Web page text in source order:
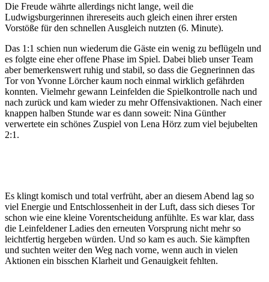
Die Freude währte allerdings nicht lange, weil die
Ludwigsburgerinnen ihrereseits auch gleich einen ihrer ersten
Vorstöße für den schnellen Ausgleich nutzten (6. Minute).
Das 1:1 schien nun wiederum die Gäste ein wenig zu beflügeln und
es folgte eine eher offene Phase im Spiel. Dabei blieb unser Team
aber bemerkenswert ruhig und stabil, so dass die Gegnerinnen das
Tor von Yvonne Lörcher kaum noch einmal wirklich gefährden
konnten. Vielmehr gewann Leinfelden die Spielkontrolle nach und
nach zurück und kam wieder zu mehr Offensivaktionen. Nach einer
knappen halben Stunde war es dann soweit: Nina Günther
verwertete ein schönes Zuspiel von Lena Hörz zum viel bejubelten
2:1.
Es klingt komisch und total verfrüht, aber an diesem Abend lag so
viel Energie und Entschlossenheit in der Luft, dass sich dieses Tor
schon wie eine kleine Vorentscheidung anfühlte. Es war klar, dass
die Leinfeldener Ladies den erneuten Vorsprung nicht mehr so
leichtfertig hergeben würden. Und so kam es auch. Sie kämpften
und suchten weiter den Weg nach vorne, wenn auch in vielen
Aktionen ein bisschen Klarheit und Genauigkeit fehlten.